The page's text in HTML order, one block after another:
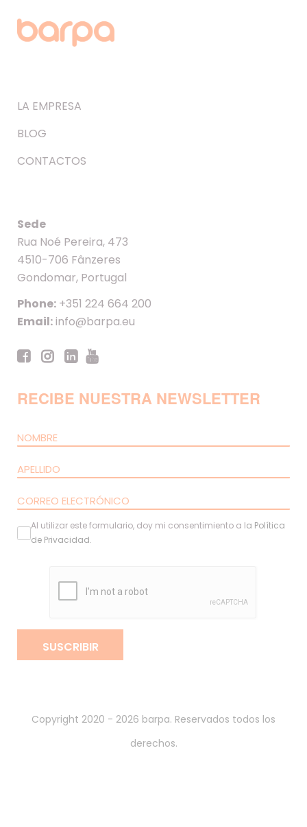
LA EMPRESA
BLOG
CONTACTOS
Sede
Rua Noé Pereira, 473
4510-706 Fânzeres
Gondomar, Portugal
Phone: +351 224 664 200
Email:info@barpa.eu
RECIBE NUESTRA NEWSLETTER
Al utilizar este formulario, doy mi consentimiento a la Política
de Privacidad.
SUSCRIBIR
Copyright 2020 - 2026 barpa. Reservados todos los
derechos.